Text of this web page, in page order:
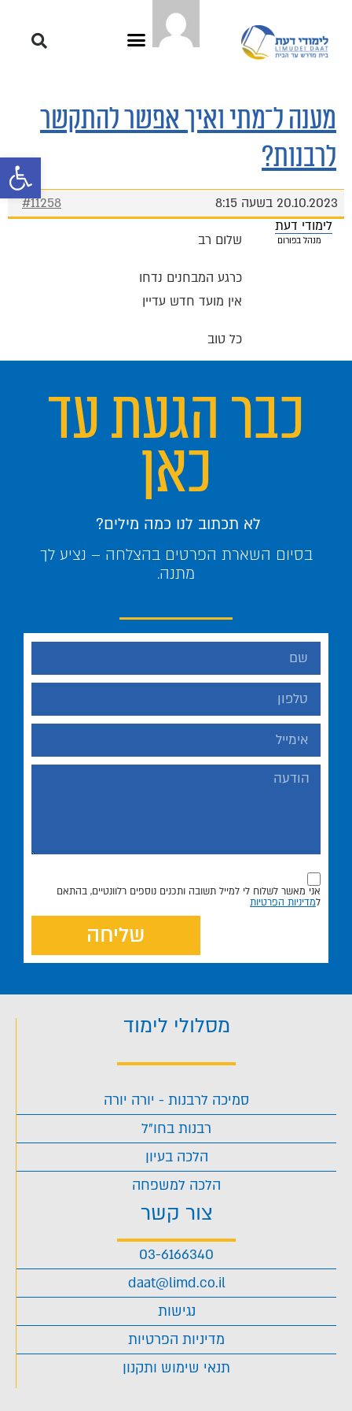
פתח
מענה ל־מתי ואיך אפשר להתקשר
לרבנות?
20.10.2023 בשעה 8:15
#11258
לימודי דעת
מנהל בפורום שלום רב
כרגע המבחנים נדחו
אין מועד חדש עדיין
כל טוב
כבר הגעת עד
כאן
לא תכתוב לנו כמה מילים?
בסיום השארת הפרטים בהצלחה – נציע לך
מתנה.
אני מאשר לשלוח לי למייל תשובה ותכנים נוספים רלוונטיים, בהתאם
למדיניות הפרטיות
שליחה
מסלולי לימוד
סמיכה לרבנות - יורה יורה
רבנות בחו"ל
הלכה בעיון
הלכה למשפחה
צור קשר
03-6166340
daat@limd.co.il
נגישות
מדיניות הפרטיות
תנאי שימוש ותקנון